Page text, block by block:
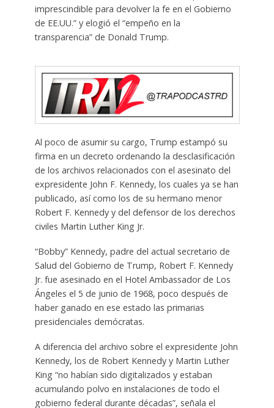
imprescindible para devolver la fe en el Gobierno
de EE.UU.” y elogió el “empeño en la
transparencia” de Donald Trump.
Al poco de asumir su cargo, Trump estampó su
firma en un decreto ordenando la desclasificación
de los archivos relacionados con el asesinato del
expresidente John F. Kennedy, los cuales ya se han
publicado, así como los de su hermano menor
Robert F. Kennedy y del defensor de los derechos
civiles Martin Luther King Jr.
“Bobby” Kennedy, padre del actual secretario de
Salud del Gobierno de Trump, Robert F. Kennedy
Jr. fue asesinado en el Hotel Ambassador de Los
Ángeles el 5 de junio de 1968, poco después de
haber ganado en ese estado las primarias
presidenciales demócratas.
A diferencia del archivo sobre el expresidente John
Kennedy, los de Robert Kennedy y Martin Luther
King “no habían sido digitalizados y estaban
acumulando polvo en instalaciones de todo el
gobierno federal durante décadas”, señala el